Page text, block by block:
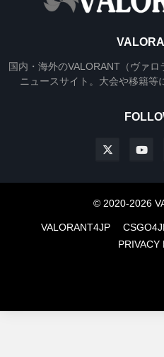
国内・海外のVALORANT（ヴァ
ニュースサイト。大会や移籍等
© 2020-2026
VALORANT4JP
PRIVACY